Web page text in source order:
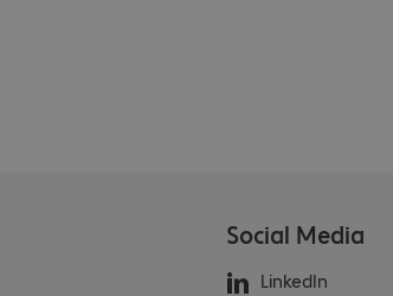
Social Media
LinkedIn